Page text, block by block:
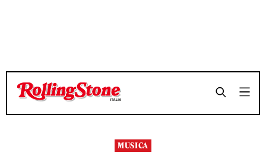
TEMPO DI LETTURA 6 MINUTI SHARE
TEMPO DI LETTURA 6 MINUTI SHARE
MUSICA